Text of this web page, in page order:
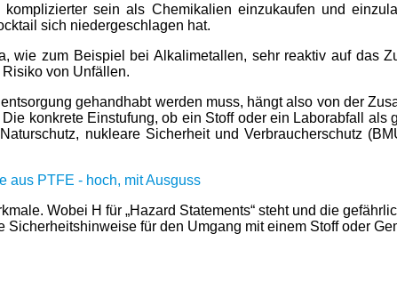
sein als Chemikalien einzukaufen und
sich niedergeschlagen hat.
wie zum Beispiel bei Alkalimetallen, sehr reaktiv auf das
von Unfällen.
gehandhabt werden muss, hängt also von der
konkrete Einstufung, ob ein Stoff oder ein Laborabfall
nukleare Sicherheit und Verbraucherschutz
Wobei H für „Hazard Statements“ steht und die
Sicherheitshinweise für den Umgang mit einem Stoff oder